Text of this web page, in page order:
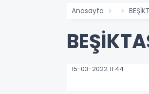
Anasayfa
15-03-2022 11:44